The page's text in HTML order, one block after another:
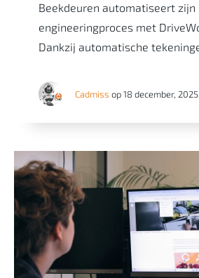
Beekdeuren automatiseert zijn
engineeringproces met
Dankzij automatische
Cadmiss op 18 december, 2025